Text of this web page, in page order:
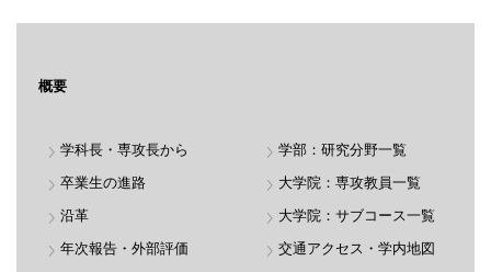
概要
学科長・専攻長から
卒業生の進路
沿革
年次報告・外部評価
学部：研究分野一覧
大学院：専攻教員一覧
大学院：サブコース一覧
交通アクセス・学内地図